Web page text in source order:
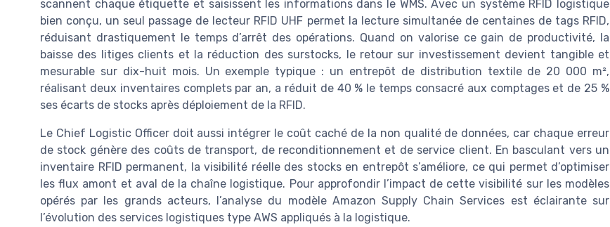
scannent chaque étiquette et saisissent les informations dans le WMS. Avec un système RFID logistique
bien conçu, un seul passage de lecteur RFID UHF permet la lecture simultanée de centaines de tags RFID,
réduisant drastiquement le temps d’arrêt des opérations. Quand on valorise ce gain de productivité, la
baisse des litiges clients et la réduction des surstocks, le retour sur investissement devient tangible et
mesurable sur dix-huit mois. Un exemple typique : un entrepôt de distribution textile de 20 000 m²,
réalisant deux inventaires complets par an, a réduit de 40 % le temps consacré aux comptages et de 25 %
ses écarts de stocks après déploiement de la RFID.
Le Chief Logistic Officer doit aussi intégrer le coût caché de la non qualité de données, car chaque erreur
de stock génère des coûts de transport, de reconditionnement et de service client. En basculant vers un
inventaire RFID permanent, la visibilité réelle des stocks en entrepôt s’améliore, ce qui permet d’optimiser
les flux amont et aval de la chaîne logistique. Pour approfondir l’impact de cette visibilité sur les modèles
opérés par les grands acteurs, l’analyse du modèle Amazon Supply Chain Services est éclairante sur
l’évolution des services logistiques type AWS appliqués à la logistique.